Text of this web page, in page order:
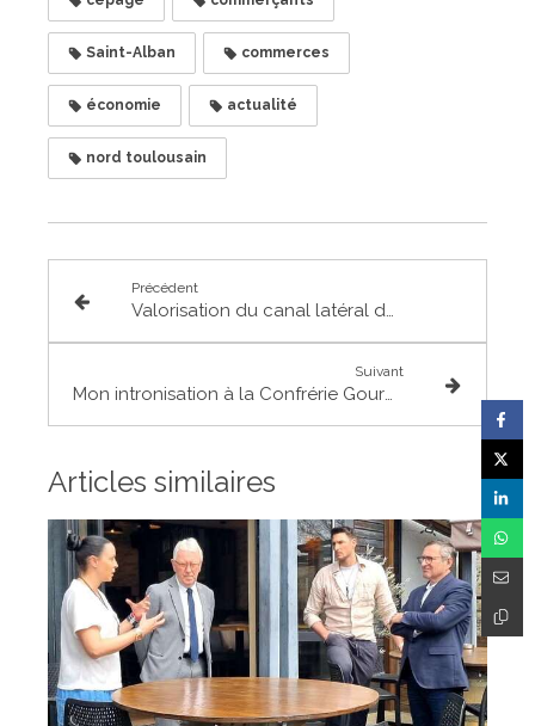
Saint-Alban commerces
économie actualité
nord toulousain
Précédent
Valorisation du canal latéral de Garonne avec le photographe Daniel Laborde
Suivant
Mon intronisation à la Confrérie Gourmande et Joviale de la Saucisse à Grenade
Articles similaires